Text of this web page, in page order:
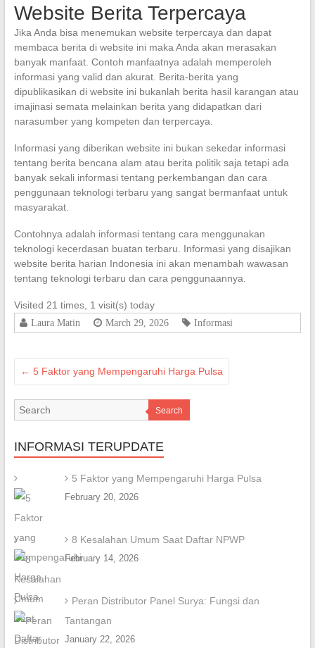
Website Berita Terpercaya
Jika Anda bisa menemukan website terpercaya dan dapat
membaca berita di website ini maka Anda akan merasakan
banyak manfaat. Contoh manfaatnya adalah memperoleh
informasi yang valid dan akurat. Berita-berita yang
dipublikasikan di website ini bukanlah berita hasil karangan atau
imajinasi semata melainkan berita yang didapatkan dari
narasumber yang kompeten dan terpercaya.
Informasi yang diberikan website ini bukan sekedar informasi
tentang berita bencana alam atau berita politik saja tetapi ada
banyak sekali informasi tentang perkembangan dan cara
penggunaan teknologi terbaru yang sangat bermanfaat untuk
masyarakat.
Contohnya adalah informasi tentang cara menggunakan
teknologi kecerdasan buatan terbaru. Informasi yang disajikan
website berita harian Indonesia ini akan menambah wawasan
tentang teknologi terbaru dan cara penggunaannya.
Visited 21 times, 1 visit(s) today
Laura Matin March 29, 2026 Informasi
← 5 Faktor yang Mempengaruhi Harga Pulsa
Search
INFORMASI TERUPDATE
5 Faktor yang Mempengaruhi Harga Pulsa
February 20, 2026
8 Kesalahan Umum Saat Daftar NPWP
February 14, 2026
Peran Distributor Panel Surya: Fungsi dan
Tantangan
January 22, 2026